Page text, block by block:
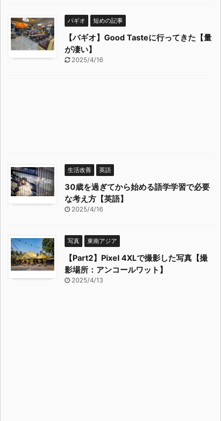
バギオ 短めの記事
【バギオ】Good Tasteに行ってきた【量
が凄い】
2025/4/16
生活改善 英語
30歳を過ぎてから始める語学学習で必要
な考え方【英語】
2025/4/16
写真 東南アジア
【Part2】Pixel 4XLで撮影した写真【撮
影場所：アンコールワット】
2025/4/13